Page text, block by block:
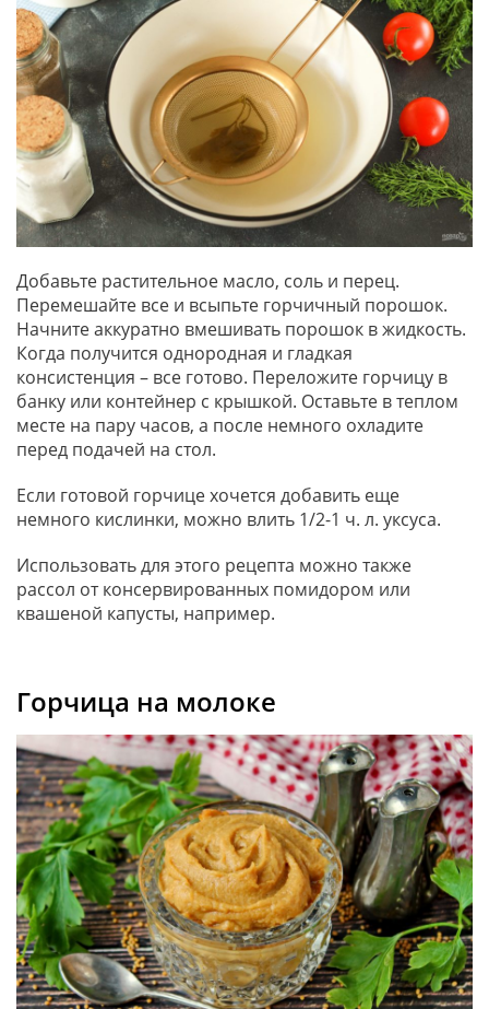
Добавьте растительное масло, соль и перец.
Перемешайте все и всыпьте горчичный порошок.
Начните аккуратно вмешивать порошок в жидкость.
Когда получится однородная и гладкая
консистенция – все готово. Переложите горчицу в
банку или контейнер с крышкой. Оставьте в теплом
месте на пару часов, а после немного охладите
перед подачей на стол.
Если готовой горчице хочется добавить еще
немного кислинки, можно влить 1/2-1 ч. л. уксуса.
Использовать для этого рецепта можно также
рассол от консервированных помидором или
квашеной капусты, например.
Горчица на молоке